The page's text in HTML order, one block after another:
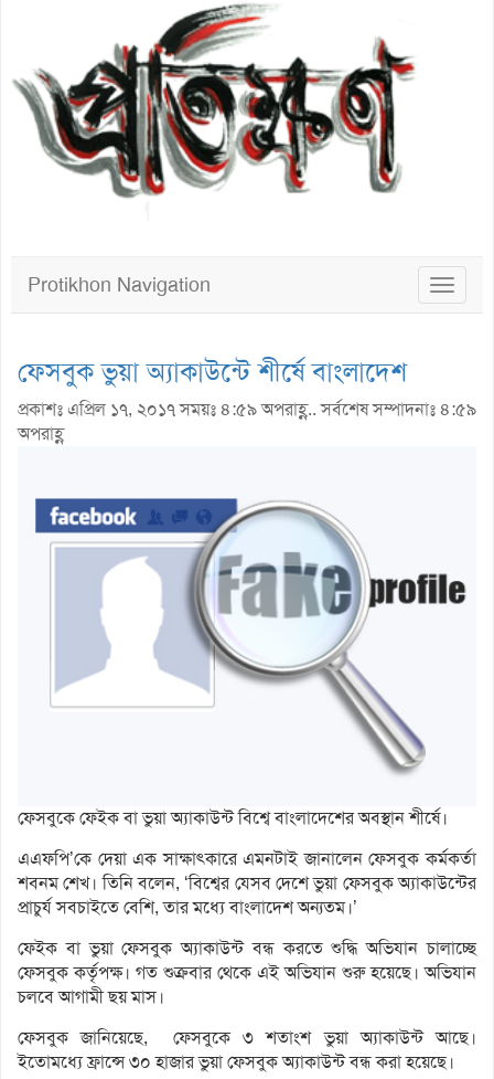
Toggle
Protikhon Navigation
ফেসবুক ভুয়া অ্যাকাউন্টে শীর্ষে বাংলাদেশ
প্রকাশঃ এপ্রিল ১৭, ২০১৭ সময়ঃ ৪:৫৯ অপরাহ্ণ.. সর্বশেষ সম্পাদনাঃ ৪:৫৯
অপরাহ্ণ
ফেসবুকে ফেইক বা ভুয়া অ্যাকাউন্ট বিশ্বে বাংলাদেশের অবস্থান শীর্ষে।
এএফপি’কে দেয়া এক সাক্ষাৎকারে এমনটাই জানালেন ফেসবুক কর্মকর্তা
শবনম শেখ। তিনি বলেন, ‘বিশ্বের যেসব দেশে ভুয়া ফেসবুক অ্যাকাউন্টের
প্রাচুর্য সবচাইতে বেশি, তার মধ্যে বাংলাদেশ অন্যতম।’
ফেইক বা ভুয়া ফেসবুক অ্যাকাউন্ট বন্ধ করতে শুদ্ধি অভিযান চালাচ্ছে
ফেসবুক কর্তৃপক্ষ। গত শুক্রবার থেকে এই অভিযান শুরু হয়েছে। অভিযান
চলবে আগামী ছয় মাস।
ফেসবুক জানিয়েছে, ফেসবুকে ৩ শতাংশ ভুয়া অ্যাকাউন্ট আছে।
ইতোমধ্যে ফ্রান্সে ৩০ হাজার ভুয়া ফেসবুক অ্যাকাউন্ট বন্ধ করা হয়েছে।